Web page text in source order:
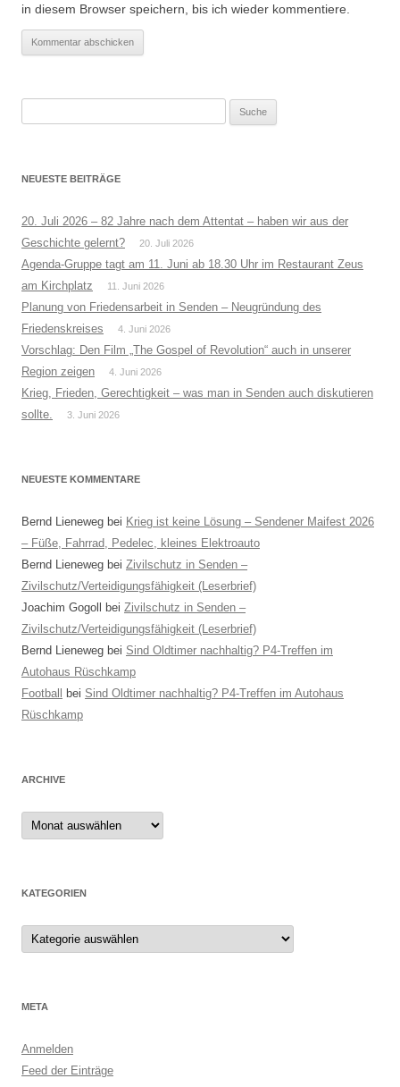
in diesem Browser speichern, bis ich wieder kommentiere.
NEUESTE BEITRÄGE
20. Juli 2026 – 82 Jahre nach dem Attentat – haben wir aus der
Geschichte gelernt?
20. Juli 2026
Agenda-Gruppe tagt am 11. Juni ab 18.30 Uhr im Restaurant Zeus
am Kirchplatz
11. Juni 2026
Planung von Friedensarbeit in Senden – Neugründung des
Friedenskreises
4. Juni 2026
Vorschlag: Den Film „The Gospel of Revolution“ auch in unserer
Region zeigen
4. Juni 2026
Krieg, Frieden, Gerechtigkeit – was man in Senden auch diskutieren
sollte.
3. Juni 2026
NEUESTE KOMMENTARE
Bernd Lieneweg bei Krieg ist keine Lösung – Sendener Maifest 2026
– Füße, Fahrrad, Pedelec, kleines Elektroauto
Bernd Lieneweg bei Zivilschutz in Senden –
Zivilschutz/Verteidigungsfähigkeit (Leserbrief)
Joachim Gogoll
bei Zivilschutz in Senden –
Zivilschutz/Verteidigungsfähigkeit (Leserbrief)
Bernd Lieneweg bei Sind Oldtimer nachhaltig? P4-Treffen im
Autohaus Rüschkamp
Football
bei Sind Oldtimer nachhaltig? P4-Treffen im Autohaus
Rüschkamp
ARCHIVE
Archive
KATEGORIEN
Kategorien
META
Anmelden
Feed der Einträge